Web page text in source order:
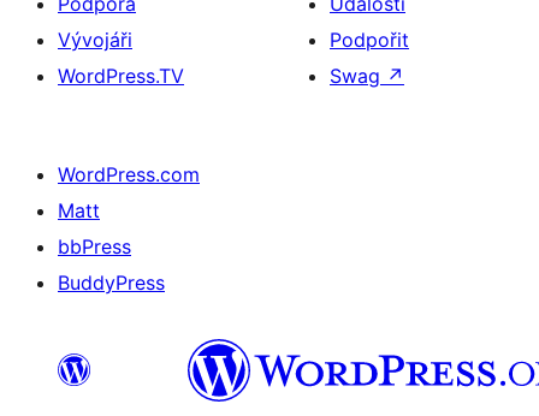
Vývojáři
WordPress.TV
Podpořit
Swag ↗
WordPress.com
Matt
bbPress
BuddyPress